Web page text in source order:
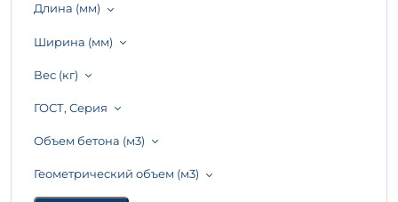
Длина (мм)
Ширина (мм)
Вес (кг)
ГОСТ, Серия
Объем бетона (м3)
Геометрический объем (м3)